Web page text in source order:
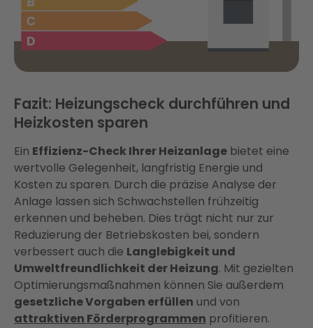
Fazit: Heizungscheck durchführen und
Heizkosten sparen
Ein Effizienz-Check Ihrer Heizanlage bietet eine
wertvolle Gelegenheit, langfristig Energie und
Kosten zu sparen. Durch die präzise Analyse der
Anlage lassen sich Schwachstellen frühzeitig
erkennen und beheben. Dies trägt nicht nur zur
Reduzierung der Betriebskosten bei, sondern
verbessert auch die Langlebigkeit und
Umweltfreundlichkeit der Heizung. Mit gezielten
Optimierungsmaßnahmen können Sie außerdem
gesetzliche Vorgaben erfüllen und von
attraktiven Förderprogrammen profitieren.